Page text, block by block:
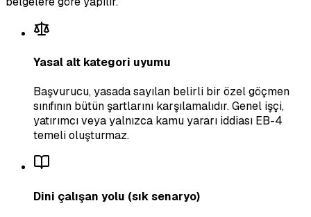
Yasal alt kategori uyumu
Başvurucu, yasada sayılan belirli bir özel göçmen
sınıfının bütün şartlarını karşılamalıdır. Genel işçi,
yatırımcı veya yalnızca kamu yararı iddiası EB-4
temeli oluşturmaz.
Dini çalışan yolu (sık senaryo)